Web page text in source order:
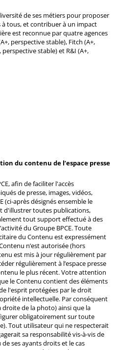
de ses métiers pour proposer
à tous, et contribuer à un impact
est reconnue par quatre agences
perspective stable), Fitch (A+,
stable) et R&I (A+,
du contenu de l’espace presse
afin de faciliter l'accès
de presse, images, vidéos,
(ci-après désignés ensemble le
d'illustrer toutes publications,
tout support effectué à des
du Groupe BPCE. Toute
du Contenu est expressément
n’est autorisée (hors
est mis à jour régulièrement par
régulièrement à l’espace presse
le plus récent. Votre attention
le Contenu contient des éléments
l'esprit protégées par le droit
intellectuelle. Par conséquent
de la photo) ainsi que la
obligatoirement sur toute
Tout utilisateur qui ne respecterait
sa responsabilité vis-à-vis de
ses ayants droits et le cas